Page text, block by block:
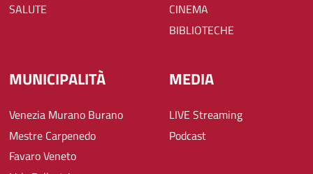
SALUTE
CINEMA
BIBLIOTECHE
MUNICIPALITÀ
Venezia Murano Burano
Mestre Carpenedo
Favaro Veneto
MEDIA
LIVE Streaming
Podcast